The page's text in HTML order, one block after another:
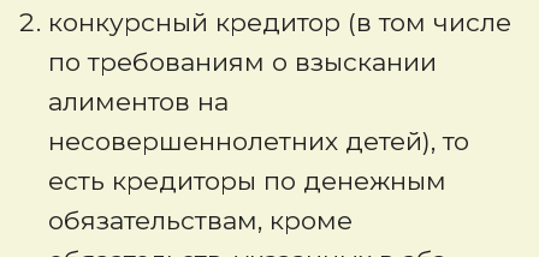
конкурсный кредитор (в том числе
по требованиям о взыскании
алиментов на
несовершеннолетних детей), то
есть кредиторы по денежным
обязательствам, кроме